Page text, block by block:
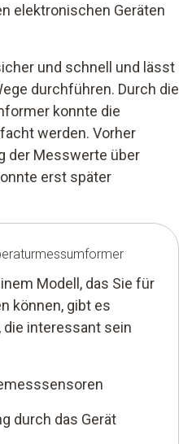
elektronischen Geräten
und schnell und lässt
durchführen. Durch die
konnte die
werden. Vorher
der Messwerte über
erst später
Modell, das Sie für
können, gibt es
interessant sein
durch das Gerät